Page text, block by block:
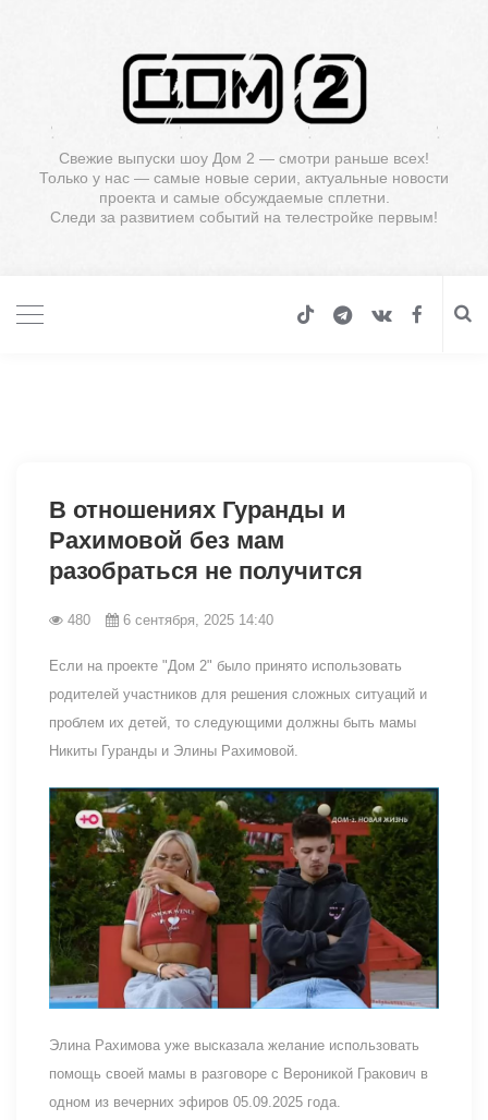
Свежие выпуски шоу Дом 2 — смотри раньше всех!
Только у нас — самые новые серии, актуальные новости
проекта и самые обсуждаемые сплетни.
Следи за развитием событий на телестройке первым!
В отношениях Гуранды и
Рахимовой без мам
разобраться не получится
480 6 сентября, 2025 14:40
Если на проекте "Дом 2" было принято использовать
родителей участников для решения сложных ситуаций и
проблем их детей, то следующими должны быть мамы
Никиты Гуранды и Элины Рахимовой.
Элина Рахимова уже высказала желание использовать
помощь своей мамы в разговоре с Вероникой Гракович в
одном из вечерних эфиров 05.09.2025 года.